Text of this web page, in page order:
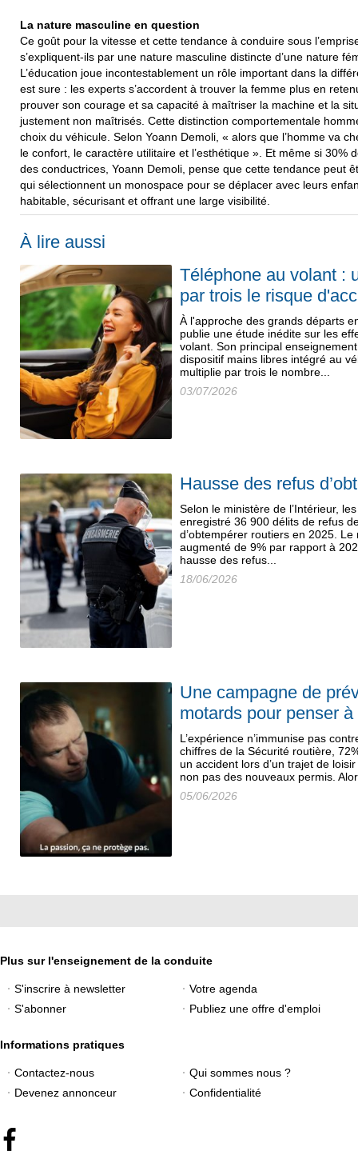
La nature masculine en question
Ce goût pour la vitesse et cette tendance à conduire sous
s’expliquent-ils par une nature masculine distincte d’une nature
L’éducation joue incontestablement un rôle important dans la
est sure : les experts s’accordent à trouver la femme plus en
prouver son courage et sa capacité à maîtriser la machine et la
justement non maîtrisés. Cette distinction comportementale
choix du véhicule. Selon Yoann Demoli, « alors que l’homme va
le confort, le caractère utilitaire et l’esthétique ». Et même si 30%
des conductrices, Yoann Demoli, pense que cette tendance peut
qui sélectionnent un monospace pour se déplacer avec leurs
habitable, sécurisant et offrant une large visibilité.
À lire aussi
Téléphone au volant :
par trois le risque
À l'approche des grands départs
publie une étude inédite sur les
volant. Son principal
dispositif mains libres intégré au
multiplie par trois le nombre...
03/07/2026
Hausse des refus
Selon le ministère de l’Intérieur,
enregistré 36 900 délits de refus
d’obtempérer routiers en 2025.
augmenté de 9% par rapport à
hausse des refus...
18/06/2026
Une campagne de
motards pour penser
L’expérience n’immunise pas
chiffres de la Sécurité routière,
un accident lors d’un trajet de
non pas des nouveaux permis.
05/06/2026
Plus sur l'enseignement de la conduite
S'inscrire à newsletter
Votre agenda
S'abonner
Publiez une offre d'emploi
Informations pratiques
Contactez-nous
Qui sommes nous ?
Devenez annonceur
Confidentialité